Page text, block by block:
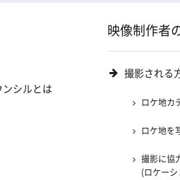
ンシルとは
映像制作者
撮影される
ロケ地カ
ロケ地を
撮影に協
(ロケー